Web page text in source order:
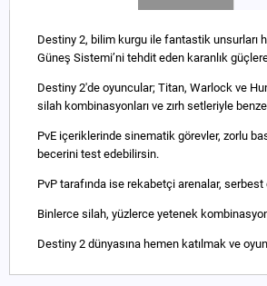
Destiny 2, bilim kurgu ile fantastik unsurları
Güneş Sistemi’ni tehdit eden karanlık
Destiny 2'de oyuncular; Titan, Warlock ve
silah kombinasyonları ve zırh setleriyle
PvE içeriklerinde sinematik görevler, zorlu
becerini test edebilirsin.
PvP tarafında ise rekabetçi arenalar,
Binlerce silah, yüzlerce yetenek
Destiny 2 dünyasına hemen katılmak ve